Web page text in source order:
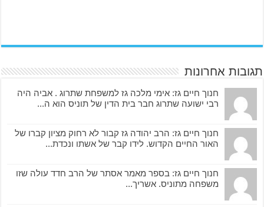
תגובות אחרונות
חנוך חיים גז: אימי מלכה גז למשפחת שתרוג . אביה היה
רבי ישועה שתרוג חבר בית הדין של תוניס הוא ה...
חנוך חיים גז: הרב יהודה גז קבור לא רחוק מציון קברו של
האור החיים הקדוש. לידו קבר של אשתו ונכדת...
חנוך חיים גז: בספר מאמר אסתר של הרב חדד עולה שזו
משפחה מתוניס. אשריך...